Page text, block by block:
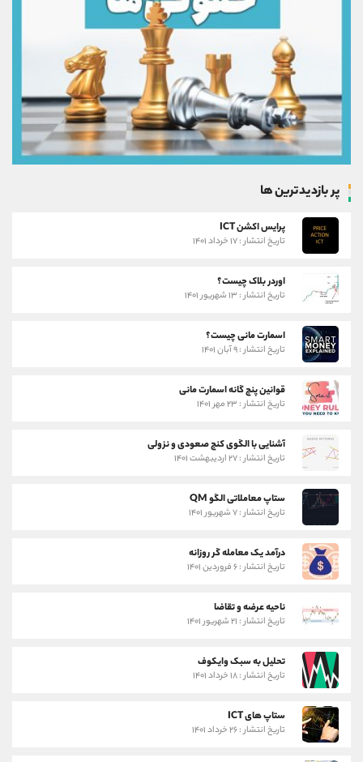
پر بازدیدترین ها
پرایس اکشن ICT
تاریخ انتشار : ۱۷ خرداد ۱۴۰۱
اوردر بلاک چیست؟
تاریخ انتشار : ۱۳ شهریور ۱۴۰۱
اسمارت مانی چیست؟
تاریخ انتشار : ۹ آبان ۱۴۰۱
قوانین پنج گانه اسمارت مانی
تاریخ انتشار : ۲۳ مهر ۱۴۰۱
آشنایی با الگوی کنج صعودی و نزولی
تاریخ انتشار : ۲۷ اردیبهشت ۱۴۰۱
ستاپ معاملاتی الگو QM
تاریخ انتشار : ۷ شهریور ۱۴۰۱
درآمد یک معامله گر روزانه
تاریخ انتشار : ۶ فروردین ۱۴۰۱
ناحیه عرضه و تقاضا
تاریخ انتشار : ۲۱ شهریور ۱۴۰۱
تحلیل به سبک وایکوف
تاریخ انتشار : ۱۸ خرداد ۱۴۰۱
ستاپ های ICT
تاریخ انتشار : ۲۶ خرداد ۱۴۰۱